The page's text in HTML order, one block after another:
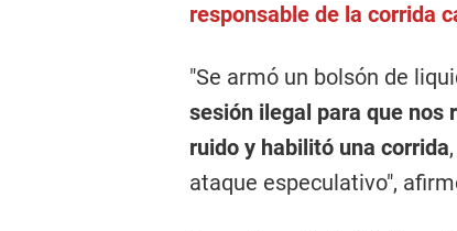
responsable de la corrida
"Se armó un bolsón de
sesión ilegal para que nos
ruido y habilitó una corrida
ataque especulativo",